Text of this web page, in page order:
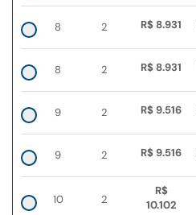
8 2 R$ 8.931
8 2 R$ 8.931
9 2 R$ 9.516
9 2 R$ 9.516
10 2
R$
10.102